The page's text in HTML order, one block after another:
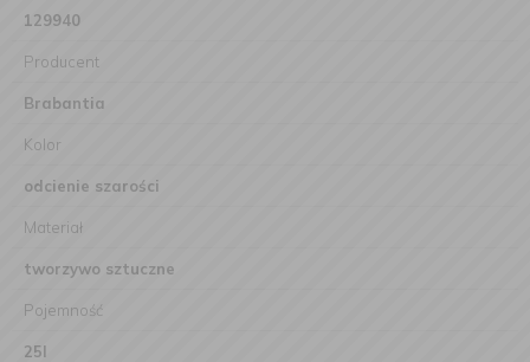
129940
Producent
Brabantia
Kolor
odcienie szarości
Materiał
tworzywo sztuczne
Pojemność
25l